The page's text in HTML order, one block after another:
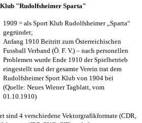
"Rudolfsheimer Sparta"
1909 = als Sport Klub Rudolfsheimer „Sparta“
gegründet;
Anfang 1910 Beitritt zum Österreichischen
Fussball Verband (Ö. F. V.) – nach personellen
Problemen wurde Ende 1910 der Spielbetrieb
eingestellt und der gesamte Verein trat dem
Rudolfsheimer Sport Klub von 1904 bei
(Quelle: Neues Wiener Tagblatt, vom
01.10.1910)
sind 4 verschiedene Vektorgrafikformate (CDR,